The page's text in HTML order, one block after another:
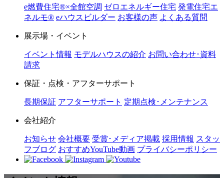
e燃費住宅®︎×全館空調 ゼロエネルギー住宅 発電住宅エ
ネルモ®︎ eハウスビルダー お客様の声 よくある質問
展示場・イベント
イベント情報 モデルハウスの紹介 お問い合わせ･資料
請求
保証・点検・アフターサポート
長期保証 アフターサポート 定期点検･メンテナンス
会社紹介
お知らせ 会社概要 受賞･メディア掲載 採用情報 スタッ
フブログ おすすめYouTube動画 プライバシーポリシー